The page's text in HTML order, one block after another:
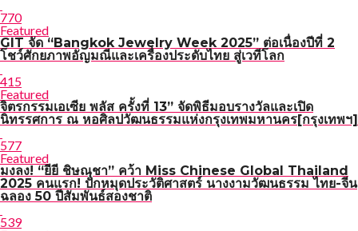
770
Featured
GIT จัด “Bangkok Jewelry Week 2025” ต่อเนื่องปีที่ 2
โชว์ศักยภาพอัญมณีและเครื่องประดับไทย สู่เวทีโลก
415
Featured
จิตรกรรมเอเซีย พลัส ครั้งที่ 13” จัดพิธีมอบรางวัลและเปิด
นิทรรศการ ณ หอศิลปวัฒนธรรมแห่งกรุงเทพมหานคร[กรุงเทพฯ]
577
Featured
มงลง! “ยียี ชิษณุชา” คว้า Miss Chinese Global Thailand
2025 คนแรก! ปักหมุดประวัติศาสตร์ นางงามวัฒนธรรม ไทย-จีน
ฉลอง 50 ปีสัมพันธ์สองชาติ
539